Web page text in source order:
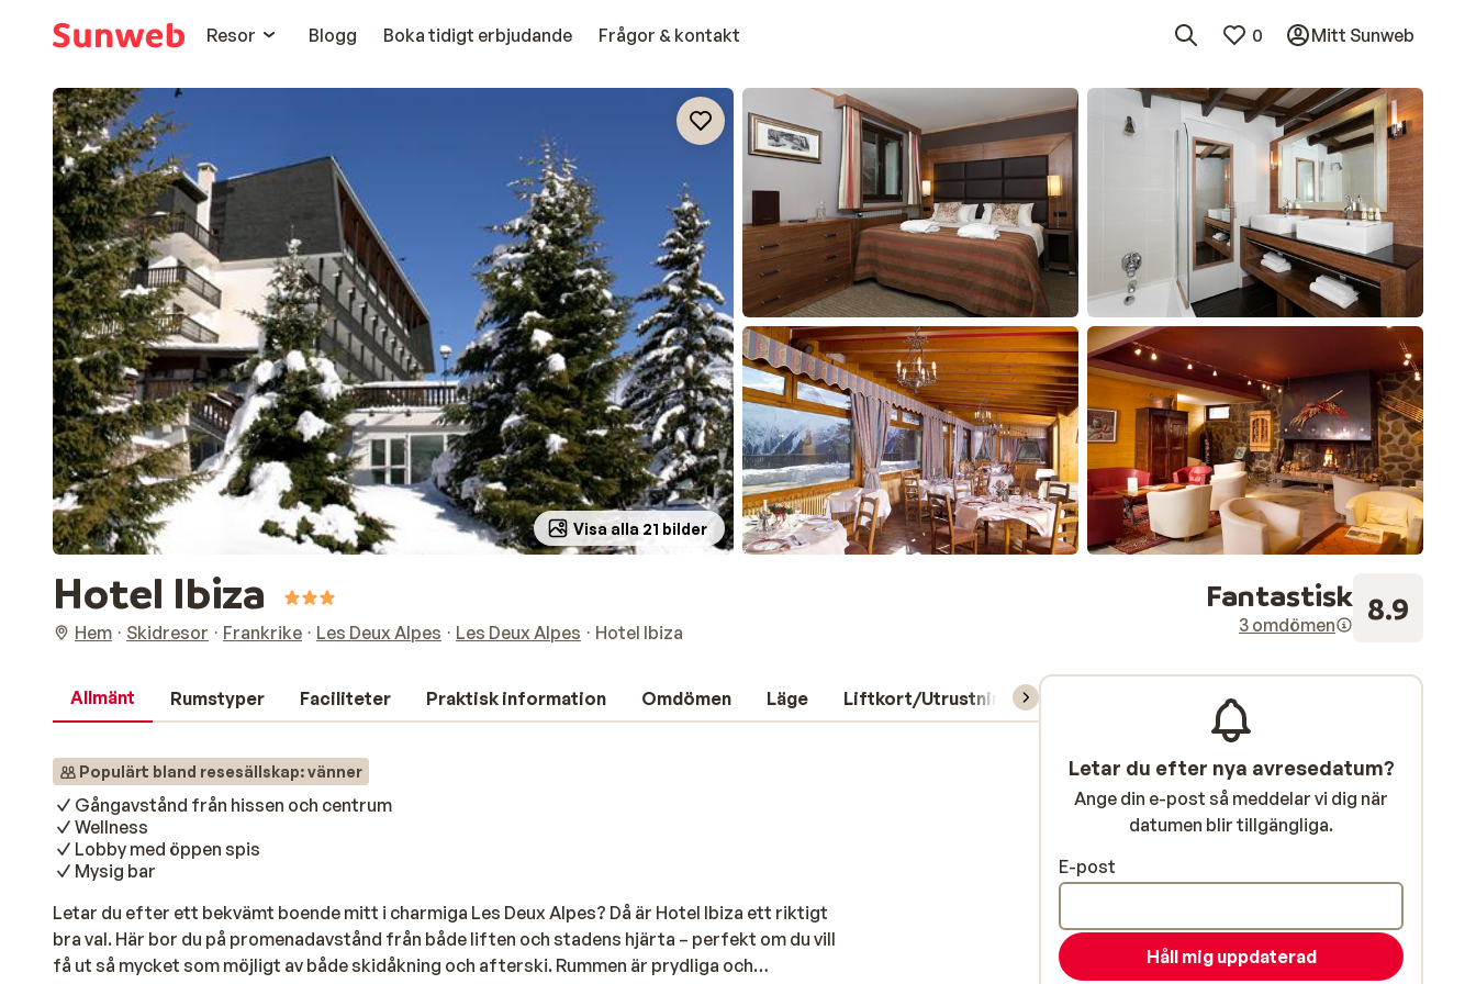
Resor
Blogg Boka tidigt erbjudande Frågor & kontakt 0 Mitt Sunweb
Visa alla 21 bilder
Hotel Ibiza
Hem Skidresor Frankrike Les Deux Alpes Les Deux Alpes Hotel Ibiza
Fantastisk
3 omdömen 8.9
Allmänt Rumstyper Faciliteter Praktisk information Omdömen Läge Liftkort/Utrustning/Skidskola
Populärt bland resesällskap: vänner
Gångavstånd från hissen och centrum
Wellness
Lobby med öppen spis
Mysig bar
Letar du efter ett bekvämt boende mitt i charmiga Les Deux Alpes? Då är Hotel Ibiza ett riktigt
bra val. Här bor du på promenadavstånd från både liften och stadens hjärta – perfekt om du vill
få ut så mycket som möjligt av både skidåkning och afterski. Rummen är prydliga och
Letar du efter nya avresedatum?
Ange din e-post så meddelar vi dig när
datumen blir tillgängliga.
E-post
Håll mig uppdaterad